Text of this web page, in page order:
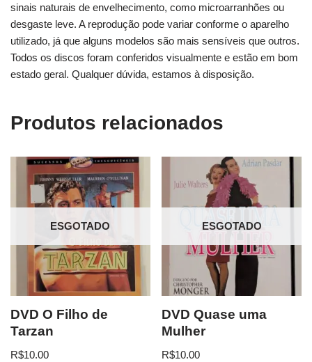
sinais naturais de envelhecimento, como microarranhões ou
desgaste leve. A reprodução pode variar conforme o aparelho
utilizado, já que alguns modelos são mais sensíveis que outros.
Todos os discos foram conferidos visualmente e estão em bom
estado geral. Qualquer dúvida, estamos à disposição.
Produtos relacionados
ESGOTADO
DVD O Filho de
Tarzan
R$10.00
ESGOTADO
DVD Quase uma
Mulher
R$10.00